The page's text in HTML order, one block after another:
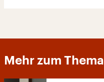
Mehr zum Thema